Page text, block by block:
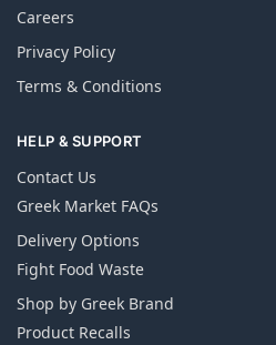
Careers
Privacy Policy
Terms & Conditions
HELP & SUPPORT
Contact Us
Greek Market FAQs
Delivery Options
Fight Food Waste
Shop by Greek Brand
Product Recalls